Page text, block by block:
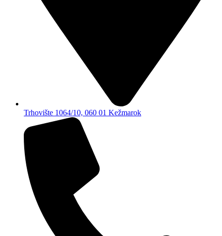
Trhovište 1064/10, 060 01 Kežmarok